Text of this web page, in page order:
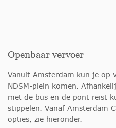
Openbaar vervoer
Vanuit Amsterdam kun je op
NDSM-plein komen.
met de bus en de pont reist
stippelen. Vanaf Amsterdam
opties, zie hieronder.